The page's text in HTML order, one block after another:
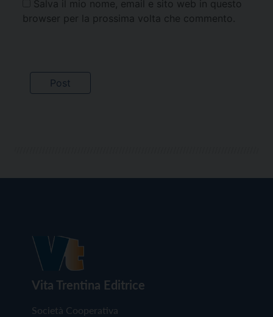
Salva il mio nome, email e sito web in questo
browser per la prossima volta che commento.
Vita Trentina Editrice
Società Cooperativa